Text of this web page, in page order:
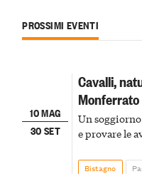
PROSSIMI EVENTI
10 MAG
30 SET
Cavalli,
Monferrato
Un
e provare le
Bistagno